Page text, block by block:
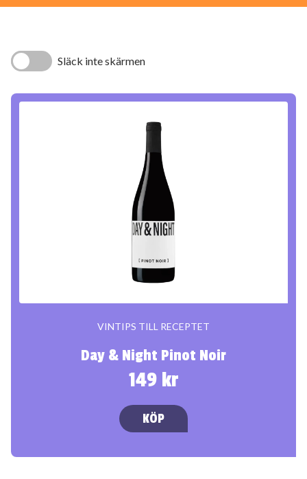
Släck inte skärmen
VINTIPS TILL RECEPTET
Day & Night Pinot Noir
149 kr
KÖP